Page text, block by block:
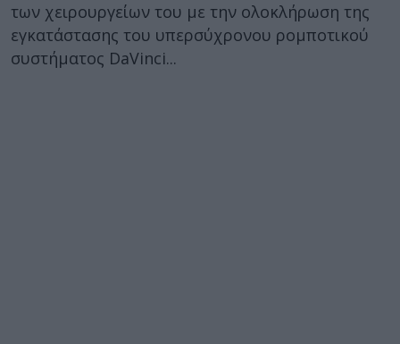
των χειρουργείων του με την ολοκλήρωση της
εγκατάστασης του υπερσύχρονου ρομποτικού
συστήματος DaVinci...